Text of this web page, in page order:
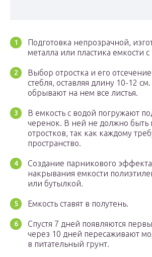
Подготовка непрозрачной,
металла или пластика емкости
Выбор отростка и его
стебля, оставляя длину 10-12
обрывают на нем все листья.
В емкость с водой погружают
черенок. В ней не должно быть
отростков, так как каждому
пространство.
Создание парникового
накрывания емкости
или бутылкой.
Емкость ставят в полутень.
Спустя 7 дней появляются
через 10 дней пересаживают
в питательный грунт.